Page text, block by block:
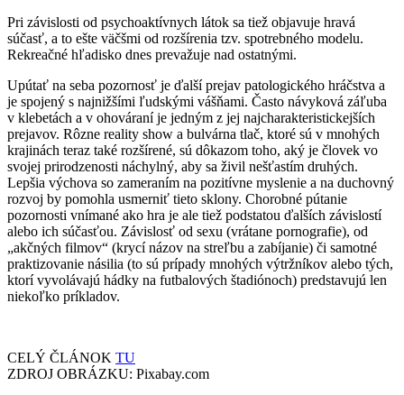
Pri závislosti od psychoaktívnych lá­tok sa tiež objavuje hravá
súčasť, a to ešte väčšmi od rozšírenia tzv. spotrebného mo­delu.
Rekreačné hľa­disko dnes prevažuje nad ostatnými.
Upútať na seba pozornosť je ďalší pre­jav patologického hráčstva a
je spojený s naj­nižšími ľudskými vášňami. Často návyková záľuba
v klebetách a v ohováraní je jedným z jej najcharakteristickejších
prejavov. Rôzne reality show a bulvárna tlač, ktoré sú v mno­hých
krajinách teraz také rozšírené, sú dôka­zom toho, aký je človek vo
svojej prirodzenos­ti náchylný, aby sa živil nešťastím druhých.
Lepšia výchova so zameraním na pozi­tívne myslenie a na duchovný
rozvoj by pomohla usmerniť tieto sklony. Chorobné pútanie
pozornosti vnímané ako hra je ale tiež podstatou ďalších závis­lostí
alebo ich súčasťou. Závislosť od sexu (vrátane pornografie), od
„akčných filmov“ (krycí názov na streľbu a zabíjanie) či sa­motné
praktizovanie násilia (to sú prípady mnohých výtržníkov alebo tých,
ktorí vyvo­lávajú hádky na futbalových štadiónoch) predstavujú len
niekoľko príkladov.
CELÝ ČLÁNOK TU
ZDROJ OBRÁZKU: Pixabay.com